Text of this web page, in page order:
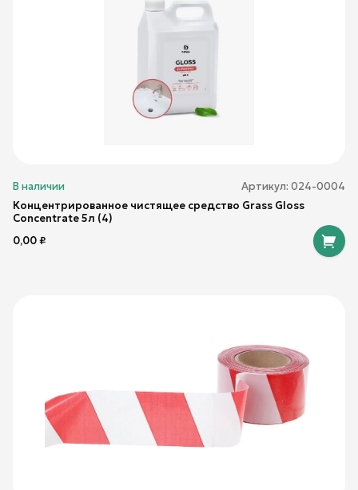
В наличии Артикул: 024-0004
Концентрированное чистящее средство Grass Gloss
Concentrate 5л (4)
0,00₽